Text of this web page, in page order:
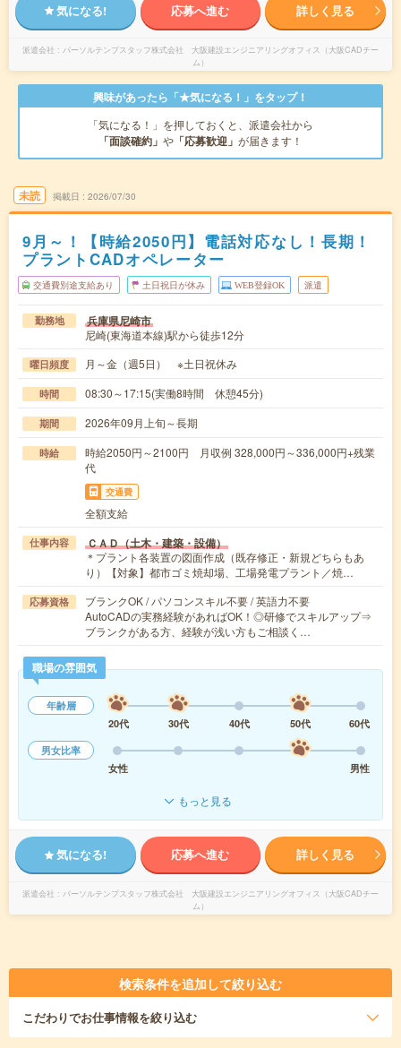
気になる! 応募へ進む 詳しく見る
派遣会社
パーソルテンプスタッフ株式会社 大阪建設エンジニアリングオフィス（大阪CADチー
ム）
興味があったら「★気になる！」をタップ！
「気になる！」を押しておくと、派遣会社から
「面談確約」 や 「応募歓迎」 が届きます！
未読 掲載日 2026/07/30
9月～！【時給2050円】電話対応なし！長期！
プラントCADオペレーター
交通費別途支給あり 土日祝日が休み WEB登録OK 派遣
勤務地 兵庫県尼崎市
尼崎(東海道本線)駅から徒歩12分
曜日頻度 月～金（週5日） ※土日祝休み
時間 08:30～17:15(実働8時間 休憩45分)
期間 2026年09月上旬～長期
時給
時給2050円～2100円 月収例 328,000円～336,000円+残業
代
交通費
全額支給
仕事内容 ＣＡＤ（土木・建築・設備）
＊プラント各装置の図面作成（既存修正・新規どちらもあ
り）【対象】都市ゴミ焼却場、工場発電プラント／焼…
応募資格
ブランクOK / パソコンスキル不要 / 英語力不要
AutoCADの実務経験があればOK！◎研修でスキルアップ⇒
ブランクがある方、経験が浅い方もご相談く…
職場の雰囲気
年齢層
20代
30代 40代 50代
60代
男女比率
女性
男性
もっと見る
気になる! 応募へ進む 詳しく見る
派遣会社
パーソルテンプスタッフ株式会社 大阪建設エンジニアリングオフィス（大阪CADチー
ム）
検索条件を追加して絞り込む
こだわりでお仕事情報を絞り込む